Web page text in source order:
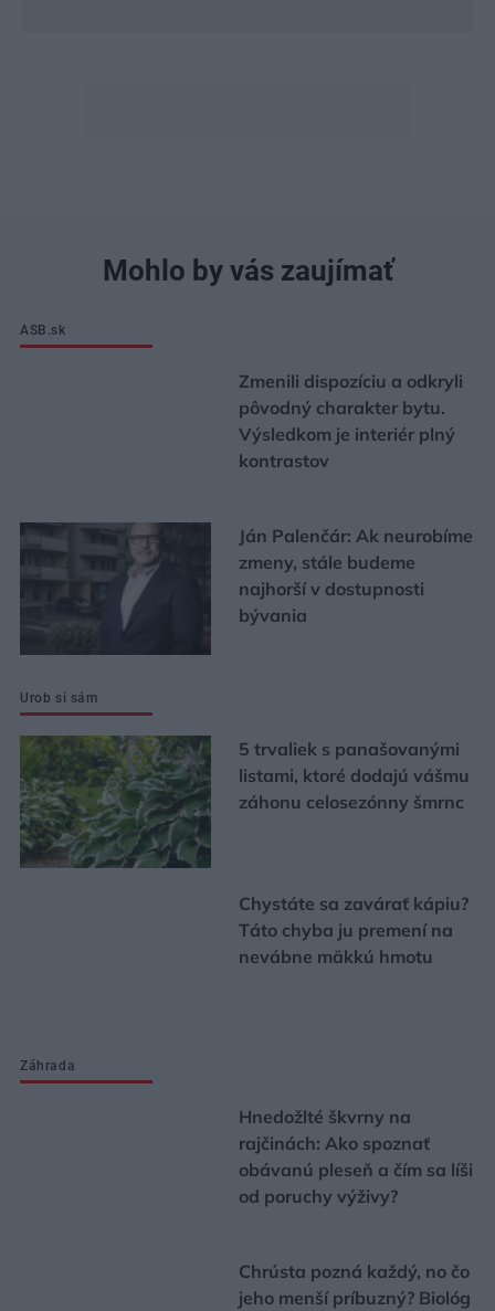
Mohlo by vás zaujímať
ASB.sk
Zmenili dispozíciu a odkryli
pôvodný charakter bytu.
Výsledkom je interiér plný
kontrastov
Ján Palenčár: Ak neurobíme
zmeny, stále budeme
najhorší v dostupnosti
bývania
Urob si sám
5 trvaliek s panašovanými
listami, ktoré dodajú vášmu
záhonu celosezónny šmrnc
Chystáte sa zavárať kápiu?
Táto chyba ju premení na
nevábne mäkkú hmotu
Záhrada
Hnedožlté škvrny na
rajčinách: Ako spoznať
obávanú pleseň a čím sa líši
od poruchy výživy?
Chrústa pozná každý, no čo
jeho menší príbuzný? Biológ